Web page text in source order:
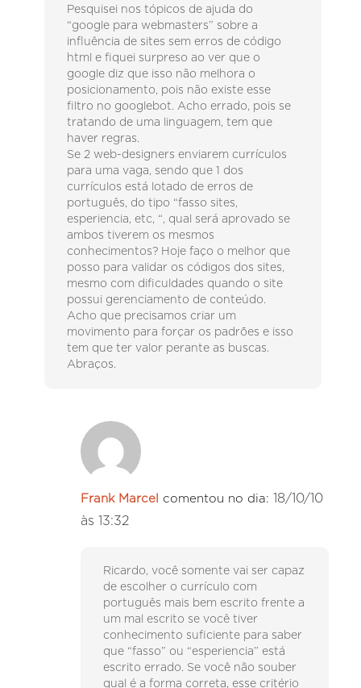
Pesquisei nos tópicos de ajuda do
“google para webmasters” sobre a
influência de sites sem erros de código
html e fiquei surpreso ao ver que o
google diz que isso não melhora o
posicionamento, pois não existe esse
filtro no googlebot. Acho errado, pois se
tratando de uma linguagem, tem que
haver regras.
Se 2 web-designers enviarem currículos
para uma vaga, sendo que 1 dos
currículos está lotado de erros de
português, do tipo “fasso sites,
esperiencia, etc, “, qual será aprovado se
ambos tiverem os mesmos
conhecimentos? Hoje faço o melhor que
posso para validar os códigos dos sites,
mesmo com dificuldades quando o site
possui gerenciamento de conteúdo.
Acho que precisamos criar um
movimento para forçar os padrões e isso
tem que ter valor perante as buscas.
Abraços.
Frank Marcel comentou no dia: 18/10/10
às 13:32
Ricardo, você somente vai ser capaz
de escolher o currículo com
português mais bem escrito frente a
um mal escrito se você tiver
conhecimento suficiente para saber
que “fasso” ou “esperiencia” está
escrito errado. Se você não souber
qual é a forma correta, esse critério